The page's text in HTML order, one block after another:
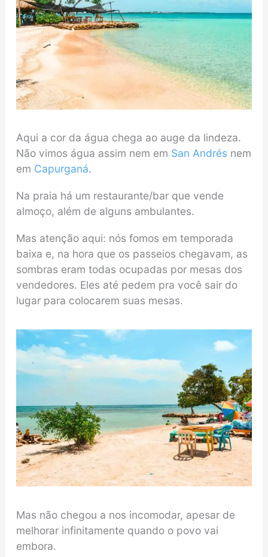
Aqui a cor da água chega ao auge da lindeza.
Não vimos água assim nem em San Andrés nem
em Capurganá.
Na praia há um restaurante/bar que vende
almoço, além de alguns ambulantes.
Mas atenção aqui: nós fomos em temporada
baixa e, na hora que os passeios chegavam, as
sombras eram todas ocupadas por mesas dos
vendedores. Eles até pedem pra você sair do
lugar para colocarem suas mesas.
Mas não chegou a nos incomodar, apesar de
melhorar infinitamente quando o povo vai
embora.